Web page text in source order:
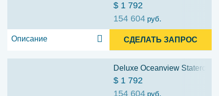
$ 1 792
154 604 руб.
Описание СДЕЛАТЬ ЗАПРОС
Deluxe Oceanview
$ 1 792
154 604 руб.